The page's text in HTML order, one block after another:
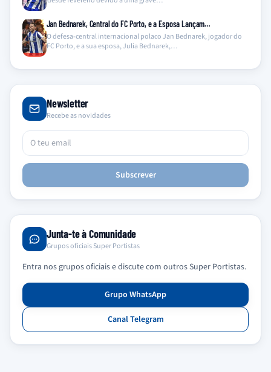
Jan Bednarek, Central do FC Porto, e a Esposa Lançam…
O defesa-central internacional polaco Jan Bednarek, jogador do
FC Porto, e a sua esposa, Julia Bednarek,…
Newsletter
Recebe as novidades
Subscrever
Junta-te à Comunidade
Grupos oficiais Super Portistas
Entra nos grupos oficiais e discute com outros Super Portistas.
Grupo WhatsApp
Canal Telegram